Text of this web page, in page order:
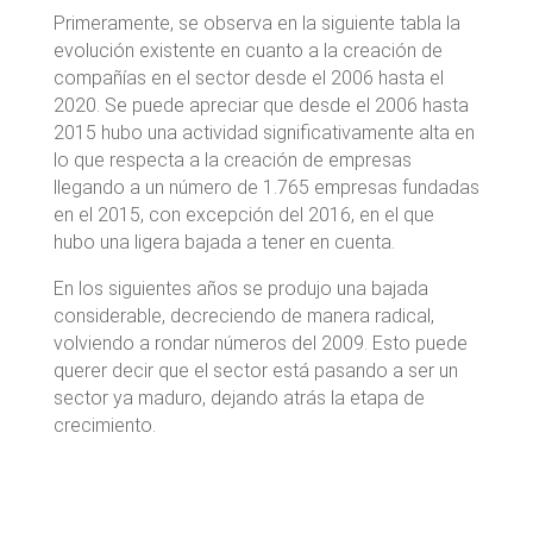
Primeramente, se observa en la siguiente tabla la
evolución existente en cuanto a la creación de
compañías en el sector desde el 2006 hasta el
2020. Se puede apreciar que desde el 2006 hasta
2015 hubo una actividad significativamente alta en
lo que respecta a la creación de empresas
llegando a un número de 1.765 empresas fundadas
en el 2015, con excepción del 2016, en el que
hubo una ligera bajada a tener en cuenta.
En los siguientes años se produjo una bajada
considerable, decreciendo de manera radical,
volviendo a rondar números del 2009. Esto puede
querer decir que el sector está pasando a ser un
sector ya maduro, dejando atrás la etapa de
crecimiento.